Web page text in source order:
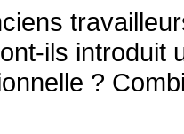
ils introduit
?